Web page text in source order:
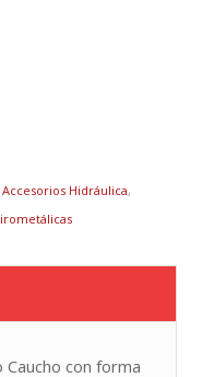
Accesorios Hidráulica,
con forma